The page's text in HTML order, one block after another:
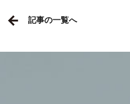
記事の一覧へ